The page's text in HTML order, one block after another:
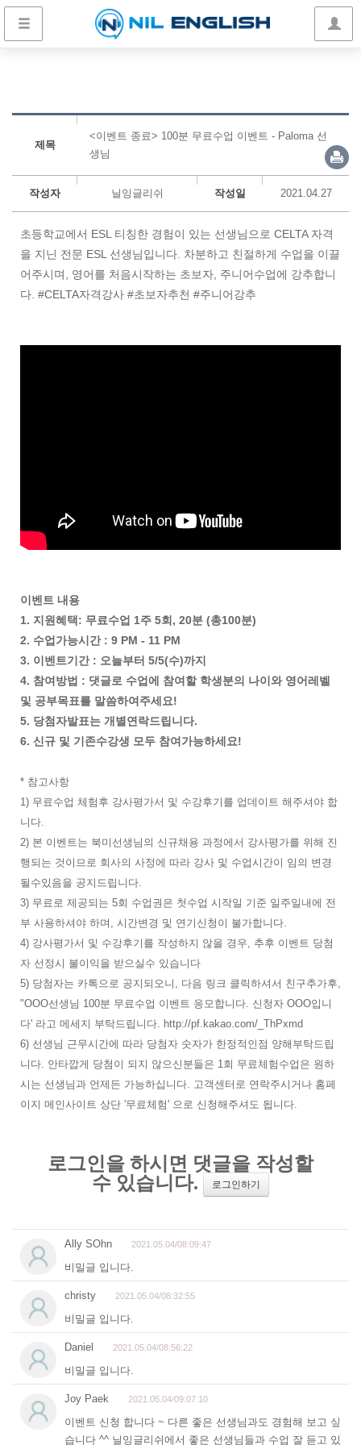
제목
<이벤트 종료> 100분 무료수업 이벤트 - Paloma 선
생님
작성자 닐잉글리쉬 작성일 2021.04.27
초등학교에서 ESL 티칭한 경험이 있는 선생님으로 CELTA 자격
을 지닌 전문 ESL 선생님입니다. 차분하고 친절하게 수업을 이끌
어주시며, 영어를 처음시작하는 초보자, 주니어수업에 강추합니
다. #CELTA자격강사 #초보자추천 #주니어강추
이벤트 내용
1. 지원혜택: 무료수업 1주 5회, 20분 (총100분)
2. 수업가능시간 : 9 PM - 11 PM
3. 이벤트기간 : 오늘부터 5/5(수)까지
4. 참여방법 : 댓글로 수업에 참여할 학생분의 나이와 영어레벨
및 공부목표를 말씀하여주세요!
5. 당첨자발표는 개별연락드립니다.
6. 신규 및 기존수강생 모두 참여가능하세요!
* 참고사항
1) 무료수업 체험후 강사평가서 및 수강후기를 업데이트 해주셔야 합
니다.
2) 본 이벤트는 북미선생님의 신규채용 과정에서 강사평가를 위해 진
행되는 것이므로 회사의 사정에 따라 강사 및 수업시간이 임의 변경
될수있음을 공지드립니다.
3) 무료로 제공되는 5회 수업권은 첫수업 시작일 기준 일주일내에 전
부 사용하셔야 하며, 시간변경 및 연기신청이 불가합니다.
4) 강사평가서 및 수강후기를 작성하지 않을 경우, 추후 이벤트 당첨
자 선정시 불이익을 받으실수 있습니다
5) 당첨자는 카톡으로 공지되오니, 다음 링크 클릭하셔서 친구추가후,
"OOO선생님 100분 무료수업 이벤트 응모합니다. 신청자 OOO입니
다' 라고 메세지 부탁드립니다. http://pf.kakao.com/_ThPxmd
6) 선생님 근무시간에 따라 당첨자 숫자가 한정적인점 양해부탁드립
니다. 안타깝게 당첨이 되지 않으신분들은 1회 무료체험수업은 원하
시는 선생님과 언제든 가능하십니다. 고객센터로 연락주시거나 홈페
이지 메인사이트 상단 '무료체험' 으로 신청해주셔도 됩니다.